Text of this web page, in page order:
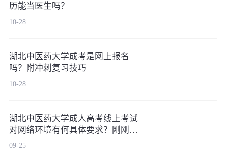
历能当医生吗？
10-28
湖北中医药大学成考是网上报名
吗？附冲刺复习技巧
10-28
湖北中医药大学成人高考线上考试
对网络环境有何具体要求？刚刚发
布！
09-25